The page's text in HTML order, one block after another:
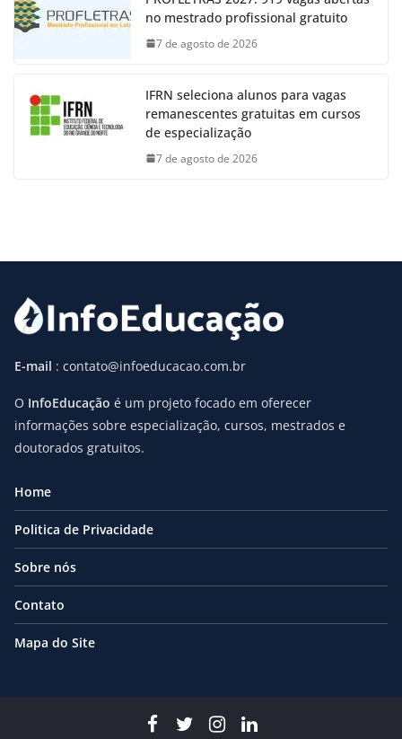
no mestrado profissional gratuito
7 de agosto de 2026
IFRN seleciona alunos para vagas
remanescentes gratuitas em cursos
de especialização
7 de agosto de 2026
E-mail : contato@infoeducacao.com.br
O InfoEducação é um projeto focado em oferecer
informações sobre especialização, cursos, mestrados e
doutorados gratuitos.
Home
Politica de Privacidade
Sobre nós
Contato
Mapa do Site